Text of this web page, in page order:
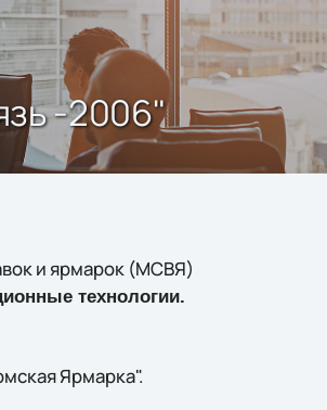
-2006"
и ярмарок (МСВЯ)
технологии.
Ярмарка".